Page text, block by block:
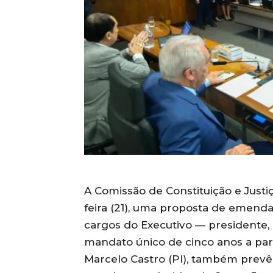
A Comissão de Constituição e
feira (21), uma proposta de
cargos do Executivo —
mandato único de cinco anos a
Marcelo Castro (PI), também